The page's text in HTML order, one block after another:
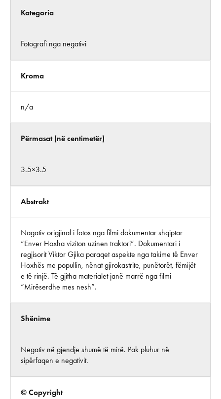
Kategoria
Fotografi nga negativi
Kroma
n/a
Përmasat (në centimetër)
3.5×3.5
Abstrakt
Nagativ origjinal i fotos nga filmi dokumentar shqiptar
“Enver Hoxha viziton uzinen traktori”. Dokumentari i
regjisorit Viktor Gjika paraqet aspekte nga takime të Enver
Hoxhës me popullin, nënat gjirokastrite, punëtorët, fëmijët
e të rinjë. Të gjitha materialet janë marrë nga filmi
“Mirëserdhe mes nesh”.
Shënime
Negativ në gjendje shumë të mirë. Pak pluhur në
sipërfaqen e negativit.
© Copyright